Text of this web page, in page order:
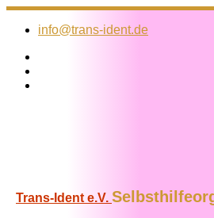
Zum
Inhalt
info@trans-ident.de
Trans-Ident e.V.